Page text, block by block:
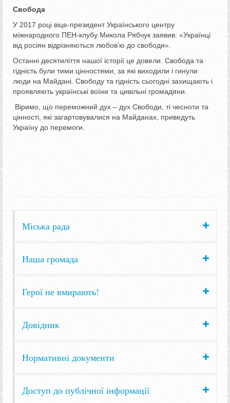
Свобода
У 2017 році віце-президент Українського центру
міжнародного ПЕН-клубу Микола Рябчук заявив: «Українці
від росіян відрізняються любов’ю до свободи».
Останні десятиліття нашої історії це довели. Свобода та
гідність були тими цінностями, за які виходили і гинули
люди на Майдані. Свободу та гідність сьогодні захищають і
проявляють українські воїни та цивільні громадяни.
Віримо, що переможний дух – дух Свободи, ті чесноти та
цінності, які загартовувалися на Майданах, приведуть
Україну до перемоги.
Міська рада
Наша громада
Герої не вмирають!
Довідник
Нормативні документи
Доступ до публічної інформації